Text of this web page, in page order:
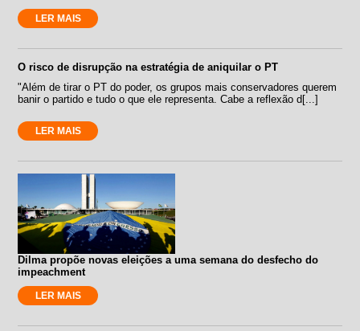
LER MAIS
O risco de disrupção na estratégia de aniquilar o PT
"Além de tirar o PT do poder, os grupos mais conservadores querem
banir o partido e tudo o que ele representa. Cabe a reflexão d[...]
LER MAIS
Dilma propõe novas eleições a uma semana do desfecho do
impeachment
LER MAIS